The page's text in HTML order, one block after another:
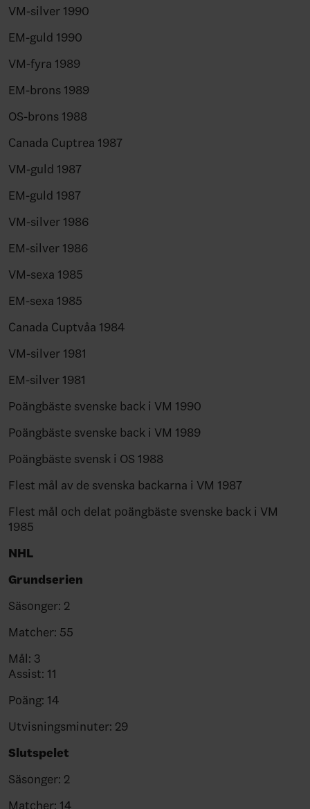
VM-silver 1990
EM-guld 1990
VM-fyra 1989
EM-brons 1989
OS-brons 1988
Canada Cuptrea 1987
VM-guld 1987
EM-guld 1987
VM-silver 1986
EM-silver 1986
VM-sexa 1985
EM-sexa 1985
Canada Cuptvåa 1984
VM-silver 1981
EM-silver 1981
Poängbäste svenske back i VM 1990
Poängbäste svenske back i VM 1989
Poängbäste svensk i OS 1988
Flest mål av de svenska backarna i VM 1987
Flest mål och delat poängbäste svenske back i VM
1985
NHL
Grundserien
Säsonger: 2
Matcher: 55
Mål: 3
Assist: 11
Poäng: 14
Utvisningsminuter: 29
Slutspelet
Säsonger: 2
Matcher: 14